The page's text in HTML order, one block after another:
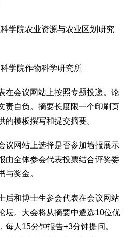
院农业资源与农业区划研究
院作物科学研究所
会议网站上按照专题投递。论
责自负。摘要长度限一个印刷页
模板撰写和提交摘要。
网站上选择是否参加墙报展示
由全体参会代表投票结合评奖委
与奖金。
和博士生参会代表在会议网站
坛。大会将从摘要中遴选10位优
人15分钟报告+3分钟提问。